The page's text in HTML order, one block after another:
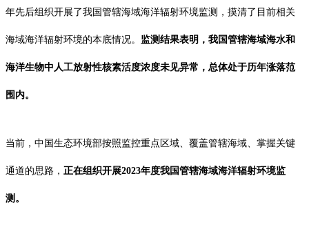
年先后组织开展了我国管辖海域海洋辐射环境监测，摸清了目前相关
海域海洋辐射环境的本底情况。 监测结果表明，我国管辖海域海水和
海洋生物中人工放射性核素活度浓度未见异常，总体处于历年涨落范
围内。
当前，中国生态环境部按照监控重点区域、覆盖管辖海域、掌握关键
通道的思路， 正在组织开展2023年度我国管辖海域海洋辐射环境监
测。